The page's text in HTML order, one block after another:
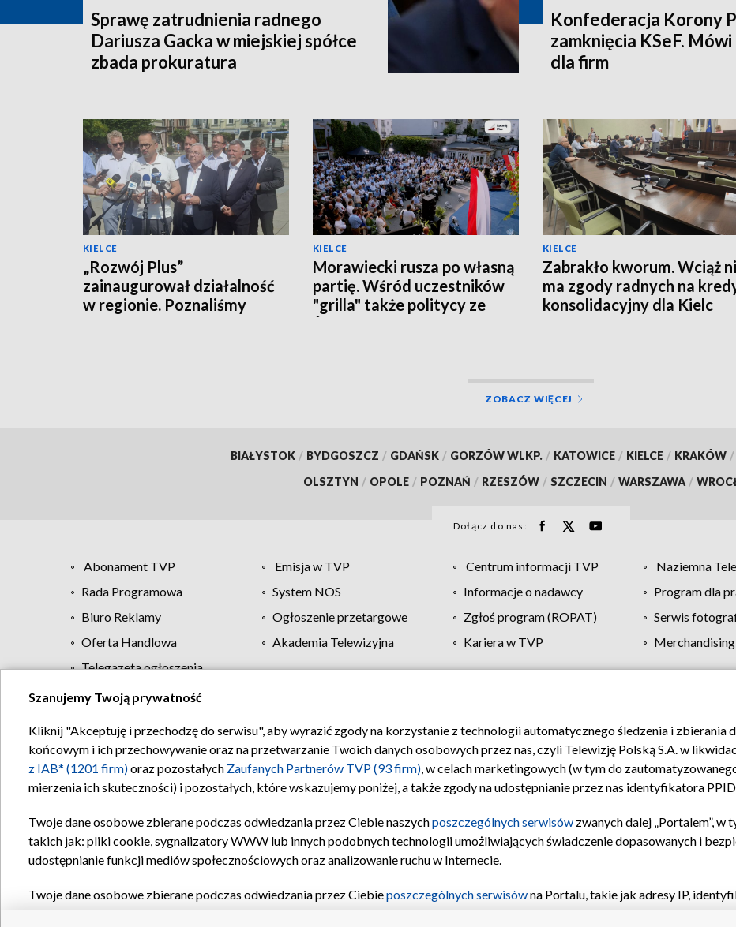
Sprawę zatrudnienia radnego
Dariusza Gacka w miejskiej spółce
zbada prokuratura
Konfederacja Korony
zamknięcia KSeF.
dla firm
KIELCE
„Rozwój Plus”
zainaugurował działalność
w regionie. Poznaliśmy
KIELCE
Morawiecki rusza po własną
partię. Wśród uczestników
"grilla" także politycy ze
Świętokrzyskiego
KIELCE
Zabrakło kworum. Wciąż
ma zgody radnych na
konsolidacyjny dla Kielc
ZOBACZ WIĘCEJ
BIAŁYSTOK / BYDGOSZCZ / GDAŃSK / GORZÓW WLKP. / KATOWICE / KIELCE / KRAKÓW /
OLSZTYN / OPOLE / POZNAŃ / RZESZÓW / SZCZECIN / WARSZAWA /
Dołącz do nas:
Abonament TVP Emisja w TVP Centrum informacji TVP Naziemna
Rada Programowa
System NOS Informacje o nadawcy
Program dla
Biuro Reklamy
Ogłoszenie przetargowe Zgłoś program (ROPAT)
Serwis
Oferta Handlowa
Akademia Telewizyjna Kariera w TVP
Telegazeta ogłoszenia
Regulamin TVP Polityka prywatności Moje zgody Pomoc Biuro reklamy
Szanujemy Twoją prywatność
Kliknij "Akceptuję i przechodzę do serwisu", aby wyrazić zgody na korzystanie z technologii automatycznego śledzenia i zbierania
końcowym i ich przechowywanie oraz na przetwarzanie Twoich danych osobowych przez nas, czyli Telewizję Polską S.A. w
z IAB* (1201 firm)oraz pozostałych Zaufanych Partnerów TVP (93 firm), w celach marketingowych (w tym do
mierzenia ich skuteczności) i pozostałych, które wskazujemy poniżej, a także zgody na udostępnianie przez nas identyfikatora
Twoje dane osobowe zbierane podczas odwiedzania przez Ciebie naszychposzczególnych serwisów zwanych dalej „Portalem”,
takich jak: pliki cookie, sygnalizatory WWW lub innych podobnych technologii umożliwiających świadczenie dopasowanych i
udostępnianie funkcji mediów społecznościowych oraz analizowanie ruchu w Internecie.
Twoje dane osobowe zbierane podczas odwiedzania przez Ciebieposzczególnych serwisówna Portalu, takie jak adresy IP,